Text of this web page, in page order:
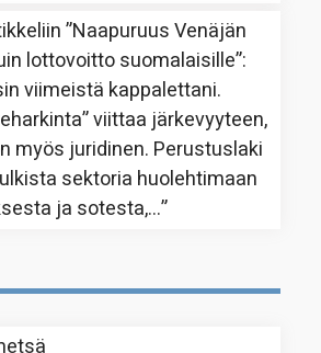
”Naapuruus Venäjän
lottovoitto suomalaisille”:
viimeistä kappalettani.
viittaa järkevyyteen,
myös juridinen. Perustuslaki
sektoria huolehtimaan
ja sotesta,…”